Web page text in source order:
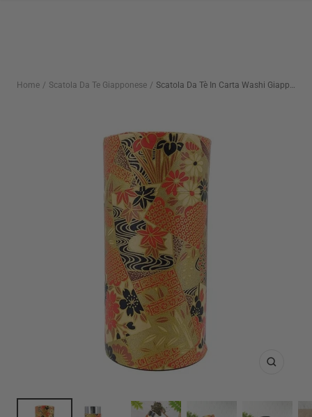
Home Scatola Da Te Giapponese Scatola Da Tè In Carta Washi Giapponese Hana